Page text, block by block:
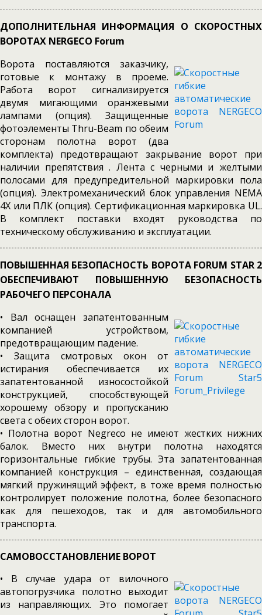
ДОПОЛНИТЕЛЬНАЯ ИНФОРМАЦИЯ О СКОРОСТНЫХ
ВОРОТАХ NERGECO Forum
Ворота поставляются заказчику,
готовые к монтажу в проеме.
Работа ворот сигнализируется
двумя мигающими оранжевыми
лампами (опция). Защищенные
фотоэлементы Thru-Beam по обеим
сторонам полотна ворот (два
комплекта) предотвращают закрывание ворот при
наличии препятствия . Лента с черными и желтыми
полосами для предупредительной маркировки пола
(опция). Электромеханический блок управления NEMA
4X или ПЛК (опция). Сертификационная маркировка UL.
В комплект поставки входят руководства по
техническому обслуживанию и эксплуатации.
ПОВЫШЕННАЯ БЕЗОПАСНОСТЬ ВОРОТА FORUM STAR 2
ОБЕСПЕЧИВАЮТ ПОВЫШЕННУЮ БЕЗОПАСНОСТЬ
РАБОЧЕГО ПЕРСОНАЛА
• Вал оснащен запатентованным
компанией устройством,
предотвращающим падение.
• Защита смотровых окон от
истирания обеспечивается их
запатентованной износостойкой
конструкцией, способствующей
хорошему обзору и пропусканию
света с обеих сторон ворот.
• Полотна ворот Negreco не имеют жестких нижних
балок. Вместо них внутри полотна находятся
горизонтальные гибкие трубы. Эта запатентованная
компанией конструкция – единственная, создающая
мягкий пружинящий эффект, в тоже время полностью
контролирует положение полотна, более безопасного
как для пешеходов, так и для автомобильного
транспорта.
САМОВОССТАНОВЛЕНИЕ ВОРОТ
• В случае удара от вилочного
автопогрузчика полотно выходит
из направляющих. Это помогает